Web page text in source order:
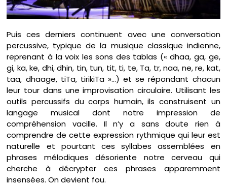
Puis ces derniers continuent avec une conversation
percussive, typique de la musique classique indienne,
reprenant à la voix les sons des tablas (« dhaa, ga, ge,
gi, ka, ke, dhi, dhin, tin, tun, tit, ti, te, Ta, tr, naa, ne, re, kat,
taa, dhaage, tiTa, tirikiTa »…) et se répondant chacun
leur tour dans une improvisation circulaire. Utilisant les
outils percussifs du corps humain, ils construisent un
langage musical dont notre impression de
compréhension vacille. Il n’y a sans doute rien à
comprendre de cette expression rythmique qui leur est
naturelle et pourtant ces syllabes assemblées en
phrases mélodiques désoriente notre cerveau qui
cherche à décrypter ces phrases apparemment
insensées. On devient fou.